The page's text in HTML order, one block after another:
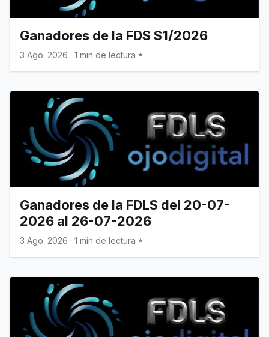
Ganadores de la FDS S1/2026
3 Ago. 2026 · 1 min de lectura
Ganadores de la FDLS del 20-07-
2026 al 26-07-2026
3 Ago. 2026 · 1 min de lectura